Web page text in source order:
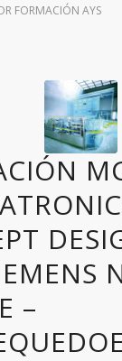
FORMACIÓN AYS
–